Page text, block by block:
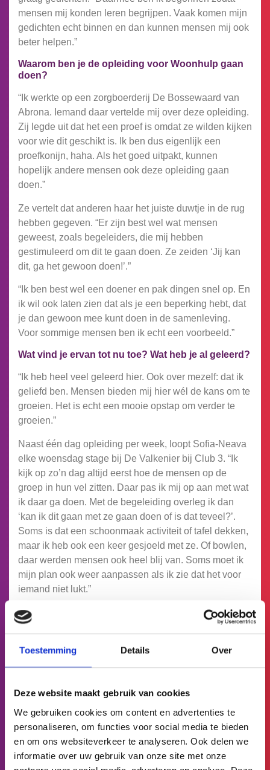
Toestemming Details Over
Deze website maakt gebruik van cookies
We gebruiken cookies om content en advertenties te
personaliseren, om functies voor social media te bieden
en om ons websiteverkeer te analyseren. Ook delen we
informatie over uw gebruik van onze site met onze
mensen mij konden leren begrijpen. Vaak komen mijn
gedichten echt binnen en dan kunnen mensen mij ook
beter helpen.”
Waarom ben je de opleiding voor Woonhulp gaan
doen?
“Ik werkte op een zorgboerderij De Bossewaard van
Abrona. Iemand daar vertelde mij over deze opleiding.
Zij legde uit dat het een proef is omdat ze wilden kijken
voor wie dit geschikt is. Ik ben dus eigenlijk een
proefkonijn, haha. Als het goed uitpakt, kunnen
hopelijk andere mensen ook deze opleiding gaan
doen.”
Ze vertelt dat anderen haar het juiste duwtje in de rug
hebben gegeven. “Er zijn best wel wat mensen
geweest, zoals begeleiders, die mij hebben
gestimuleerd om dit te gaan doen. Ze zeiden ‘Jij kan
dit, ga het gewoon doen!’.”
“Ik ben best wel een doener en pak dingen snel op. En
ik wil ook laten zien dat als je een beperking hebt, dat
je dan gewoon mee kunt doen in de samenleving.
Voor sommige mensen ben ik echt een voorbeeld.”
Wat vind je ervan tot nu toe? Wat heb je al geleerd?
“Ik heb heel veel geleerd hier. Ook over mezelf: dat ik
geliefd ben. Mensen bieden mij hier wél de kans om te
groeien. Het is echt een mooie opstap om verder te
groeien.”
Naast één dag opleiding per week, loopt Sofia-Neava
elke woensdag stage bij De Valkenier bij Club 3. “Ik
kijk op zo’n dag altijd eerst hoe de mensen op de
groep in hun vel zitten. Daar pas ik mij op aan met wat
ik daar ga doen. Met de begeleiding overleg ik dan
‘kan ik dit gaan met ze gaan doen of is dat teveel?’.
Soms is dat een schoonmaak activiteit of tafel dekken,
maar ik heb ook een keer gesjoeld met ze. Of bowlen,
daar werden mensen ook heel blij van. Soms moet ik
mijn plan ook weer aanpassen als ik zie dat het voor
iemand niet lukt.”
“Dingen die ik nog niet zo goed kon, heb ik kunnen
oefenen. Zoals verschillende manieren waarop ik
anders heeft weer wat anders nodig. En hoe ik dat kan
bieden? Dat wist ik nog niet van mezelf.”
Ook heeft ze geleerd om haar geduld slim te
gebruiken. “Soms hebben mensen nog even
bedenktijd nodig, bijvoorbeeld wat ze op hun brood
willen of wanneer ik een spelletje met hen doe.”
Merk je verschil in hoe jij je voelt door deze